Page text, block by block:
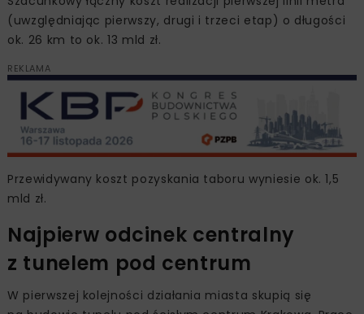
(uwzględniając pierwszy, drugi i trzeci etap) o długości
ok. 26 km to ok. 13 mld zł.
REKLAMA
Przewidywany koszt pozyskania taboru wyniesie ok. 1,5
mld zł.
Najpierw odcinek centralny
z tunelem pod centrum
W pierwszej kolejności działania miasta skupią się